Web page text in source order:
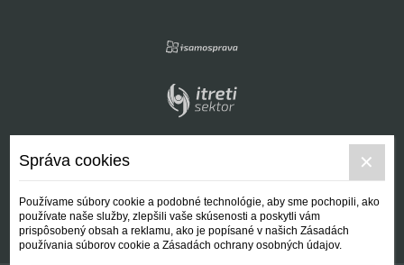
Správa cookies
Používame súbory cookie a podobné technológie, aby sme pochopili, ako
používate naše služby, zlepšili vaše skúsenosti a poskytli vám
prispôsobený obsah a reklamu, ako je popísané v našich Zásadách
používania súborov cookie a Zásadách ochrany osobných údajov.